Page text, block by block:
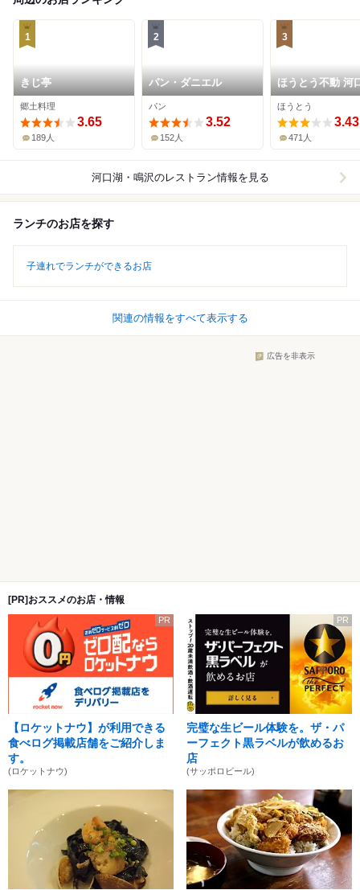
1
きじ亭
郷土料理
3.65
189人
2
パン・ダニエル
パン
3.52
152人
3
ほうとう不動 河口湖
駅前店
ほうとう
3.43
471人
河口湖・鳴沢のレストラン情報を見る
ランチのお店を探す
子連れでランチができるお店
関連の情報をすべて表示する
広告を非表示
[PR]おススメのお店・情報
PR
【ロケットナウ】が利用できる
食べログ掲載店舗をご紹介しま
す。
(ロケットナウ)
PR
完璧な生ビール体験を。ザ・パ
ーフェクト黒ラベルが飲めるお
店
(サッポロビール)